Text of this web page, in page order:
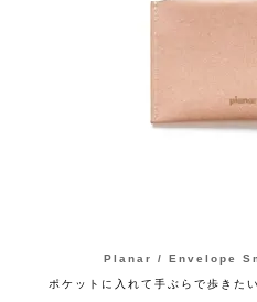
Planar / Envelope
ポケットに入れて手ぶらで歩きた